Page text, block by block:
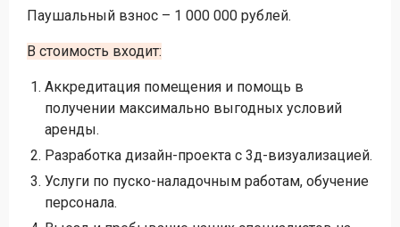
Паушальный взнос – 1 000 000 рублей.
В стоимость входит:
Аккредитация помещения и помощь в
получении максимально выгодных условий
аренды.
Разработка дизайн-проекта с 3д-визуализацией.
Услуги по пуско-наладочным работам, обучение
персонала.